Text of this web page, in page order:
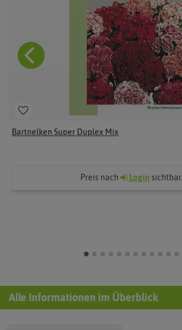
Bartnelken Super Duplex Mix
Preis nach Login sichtbar.
Alle Informationen im Überblick